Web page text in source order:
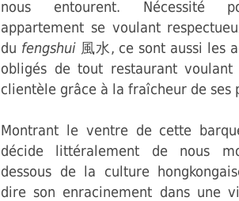
nous entourent. Nécessité
appartement se voulant
du fengshui 風水, ce sont aussi les
obligés de tout restaurant voulant
clientèle grâce à la fraîcheur de ses
Montrant le ventre de cette
décide littéralement de nous
dessous de la culture
dire son enracinement dans une